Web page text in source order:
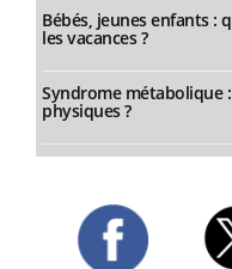
Bébés, jeunes enfants :
les vacances ?
Syndrome métabolique
physiques ?